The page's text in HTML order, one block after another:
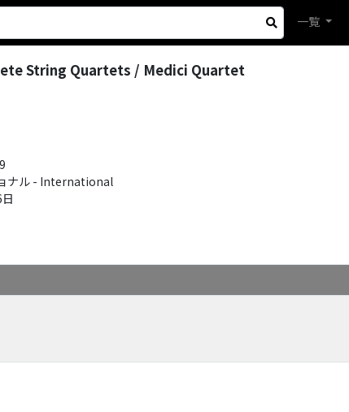
一覧
String Quartets / Medici Quartet
ナル - International